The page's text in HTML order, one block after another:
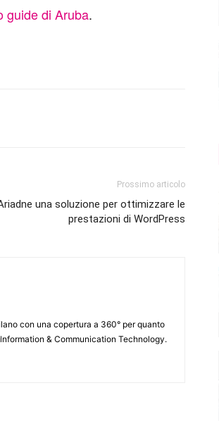
guide di Aruba.
Prossimo articolo
una soluzione per ottimizzare le
prestazioni di WordPress
con una copertura a 360° per quanto
& Communication Technology.